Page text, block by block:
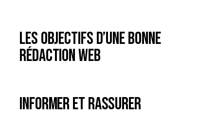
Les objectifs d’une bonne
rédaction web
Informer et rassurer